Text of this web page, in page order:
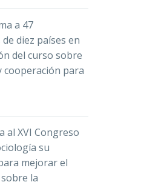
a 47
diez países en
del curso sobre
cooperación para
al XVI Congreso
su
mejorar el
la